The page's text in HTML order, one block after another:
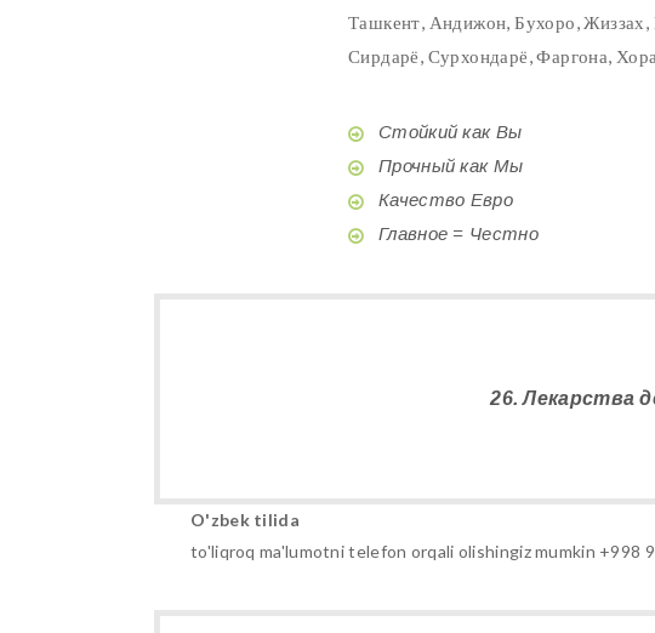
Ташкент, Андижон, Бухоро, Жиззах,
Сирдарё, Сурхондарё, Фаргона,
Стойкий как Вы
Прочный как Мы
Качество Евро
Главное = Честно
26. Лекарства
O'zbek tilida
to'liqroq ma'lumotni telefon orqali olishingiz mumkin +998